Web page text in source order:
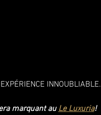
INNOUBLIABLE.
marquant au Le Luxuria!